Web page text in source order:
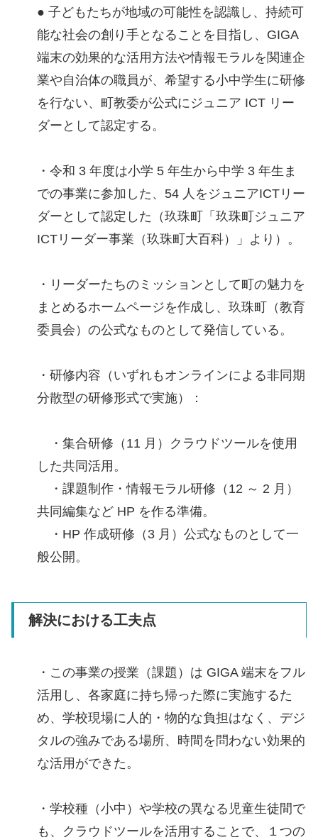
● 子どもたちが地域の可能性を認識し、持続可
能な社会の創り手となることを目指し、GIGA
端末の効果的な活用方法や情報モラルを関連企
業や自治体の職員が、希望する小中学生に研修
を行ない、町教委が公式にジュニア ICT リー
ダーとして認定する。
・令和 3 年度は小学 5 年生から中学 3 年生ま
での事業に参加した、54 人をジュニアICTリー
ダーとして認定した（玖珠町「玖珠町ジュニア
ICTリーダー事業（玖珠町大百科）」より）。
・リーダーたちのミッションとして町の魅力を
まとめるホームページを作成し、玖珠町（教育
委員会）の公式なものとして発信している。
・研修内容（いずれもオンラインによる非同期
分散型の研修形式で実施）：
・集合研修（11 月）クラウドツールを使用
した共同活用。
・課題制作・情報モラル研修（12 ～ 2 月）
共同編集など HP を作る準備。
・HP 作成研修（3 月）公式なものとして一
般公開。
解決における工夫点
・この事業の授業（課題）は GIGA 端末をフル
活用し、各家庭に持ち帰った際に実施するた
め、学校現場に人的・物的な負担はなく、デジ
タルの強みである場所、時間を問わない効果的
な活用ができた。
・学校種（小中）や学校の異なる児童生徒間で
も、クラウドツールを活用することで、１つの